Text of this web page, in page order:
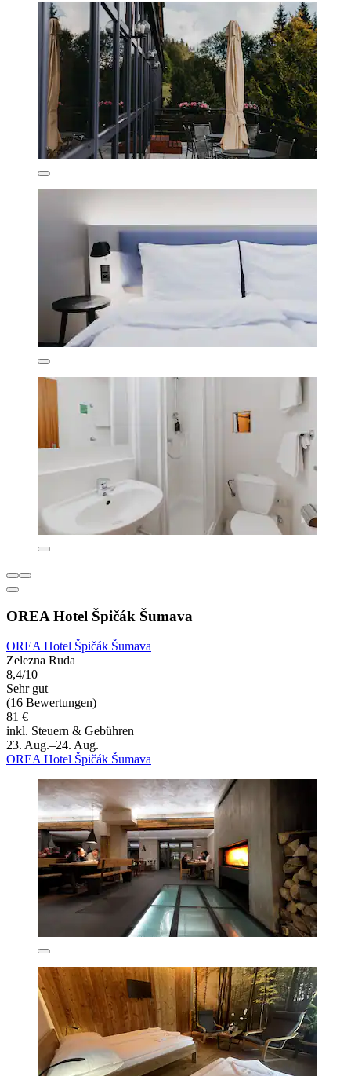
OREA Hotel Špičák Šumava
OREA Hotel Špičák Šumava
Zelezna Ruda
8,4/10
Sehr gut
(16 Bewertungen)
81 €
inkl. Steuern & Gebühren
23. Aug.–24. Aug.
OREA Hotel Špičák Šumava